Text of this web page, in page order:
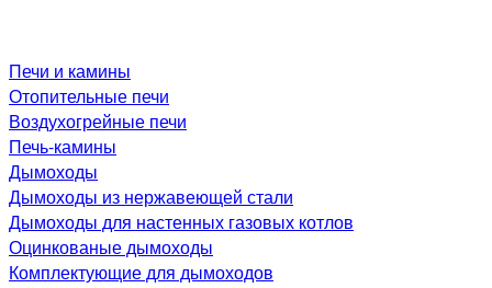
Печи и камины
Отопительные печи
Воздухогрейные печи
Печь-камины
Дымоходы
Дымоходы из нержавеющей стали
Дымоходы для настенных газовых котлов
Оцинкованые дымоходы
Комплектующие для дымоходов